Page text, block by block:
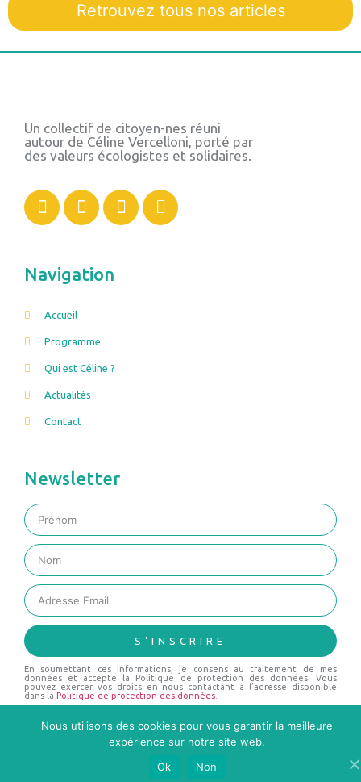
Retrouvez tous nos articles
Un collectif de citoyen-nes réuni
autour de Céline Vercelloni, porté par
des valeurs écologistes et solidaires.
Navigation
Accueil
Programme
Qui est Céline ?
Actualités
Contact
Newsletter
S'INSCRIRE
En soumettant ces informations, je consens au traitement de mes
données et accepte la Politique de protection des données. Vous
pouvez exercer vos droits en nous contactant à l’adresse disponible
dans la Politique de protection des données
© 2019 ALL RIGHTS RESERVED
Nous utilisons des cookies pour vous garantir la meilleure
expérience sur notre site web.
Ok
Non